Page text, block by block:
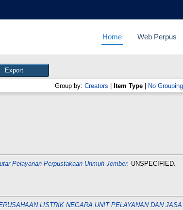
Home Web Perpus
Group by: Creators Item Type No Grouping
Pelayanan Perpustakaan Unmuh Jember. UNSPECIFIED.
LISTRIK NEGARA UNIT PELAYANAN DAN